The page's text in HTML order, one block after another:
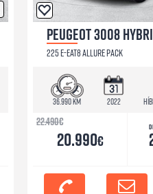
PEUGEOT 3008
225 E-EAT8 ALLURE PACK
36.990 km 2022
22.490€
20.990€